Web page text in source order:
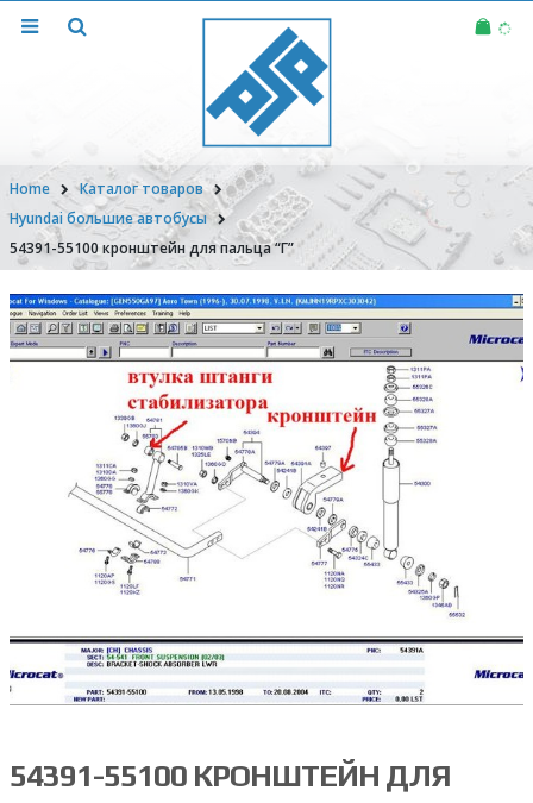
Home
Каталог товаров
Hyundai большие автобусы
54391-55100 кронштейн для пальца “Г”
54391-55100 КРОНШТЕЙН ДЛЯ